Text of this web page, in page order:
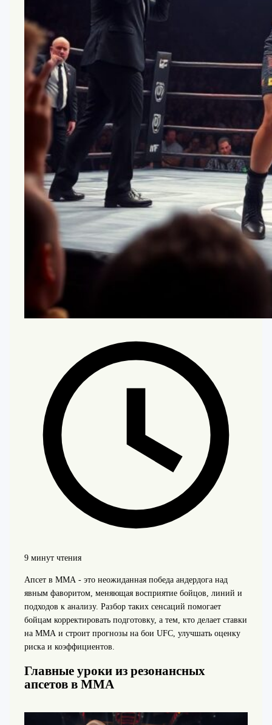
9 минут чтения
Апсет в ММА - это неожиданная победа андердога над
явным фаворитом, меняющая восприятие бойцов, линий и
подходов к анализу. Разбор таких сенсаций помогает
бойцам корректировать подготовку, а тем, кто делает ставки
на ММА и строит прогнозы на бои UFC, улучшать оценку
риска и коэффициентов.
Главные уроки из резонансных
апсетов в ММА